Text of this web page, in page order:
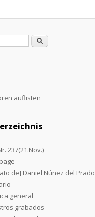
Suche
auflisten
237(21.Nov.)
de] Daniel Núñez del Prado
general
grabados